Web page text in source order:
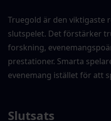
Truegold är den viktigaste
slutspelet. Det förstärker
forskning,
prestationer. Smarta
evenemang istället för att
Slutsats